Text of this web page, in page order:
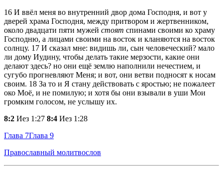
16 И ввёл меня во внутренний двор дома Господня, и вот у
дверей храма Господня, между притвором и жертвенником,
около двадцати пяти мужей стоят спинами своими ко храму
Господню, а лицами своими на восток и кланяются на восток
солнцу. 17 И сказал мне: видишь ли, сын человеческий? мало
ли дому Иудину, чтобы делать такие мерзости, какие они
делают здесь? но они ещё землю наполнили нечестием, и
сугубо прогневляют Меня; и вот, они ветви подносят к носам
своим. 18 За то и Я стану действовать с яростью; не пожалеет
око Моё, и не помилую; и хотя бы они взывали в уши Мои
громким голосом, не услышу их.
8:2 Иез 1:27 8:4 Иез 1:28
Глава 7Глава 9
Православный молитвослов